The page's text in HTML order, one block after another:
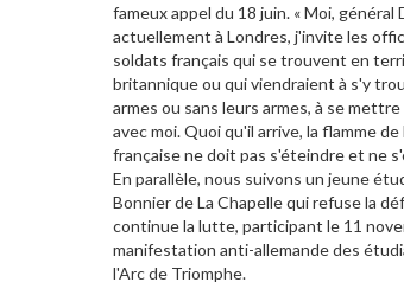
fameux appel du 18 juin. « Moi, général
actuellement à Londres, j'invite les
soldats français qui se trouvent en
britannique ou qui viendraient à s'y
armes ou sans leurs armes, à se
avec moi. Quoi qu'il arrive, la flamme
française ne doit pas s'éteindre et ne
En parallèle, nous suivons un jeune
Bonnier de La Chapelle qui refuse la
continue la lutte, participant le 11
manifestation anti-allemande des
l'Arc de Triomphe.